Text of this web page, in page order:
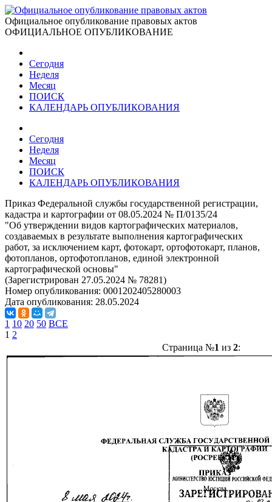
Официальное опубликование правовых актов
ОФИЦИАЛЬНОЕ ОПУБЛИКОВАНИЕ
Сегодня
Неделя
Месяц
ПОИСК
КАЛЕНДАРЬ ОПУБЛИКОВАНИЯ
Сегодня
Неделя
Месяц
ПОИСК
КАЛЕНДАРЬ ОПУБЛИКОВАНИЯ
Приказ Федеральной службы государственной регистрации,
кадастра и картографии от 08.05.2024 № П/0135/24
"Об утверждении видов картографических материалов,
создаваемых в результате выполнения картографических
работ, за исключением карт, фотокарт, ортофотокарт, планов,
фотопланов, ортофотопланов, единой электронной
картографической основы"
(Зарегистрирован 27.05.2024 № 78281)
Номер опубликования: 0001202405280003
Дата опубликования: 28.05.2024
1 10 20 50 ВСЕ
1 2
Страница №1 из 2: